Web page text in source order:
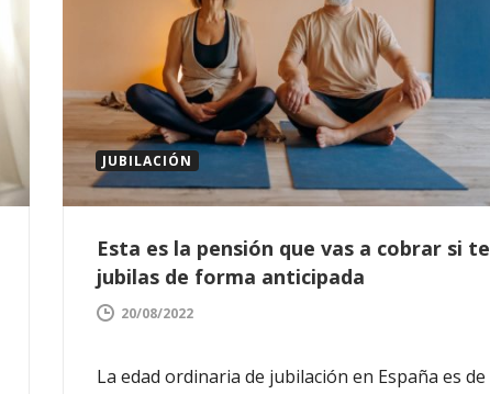
JUBILACIÓN
Esta es la pensión que vas a cobrar si te
jubilas de forma anticipada
20/08/2022
La edad ordinaria de jubilación en España es de